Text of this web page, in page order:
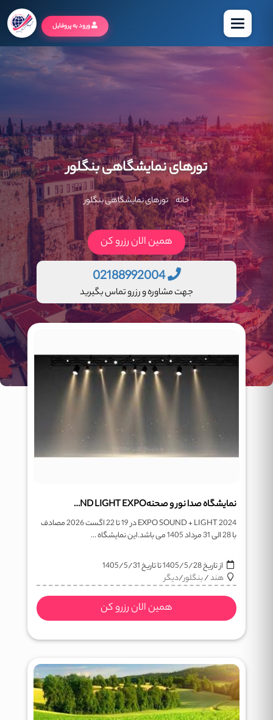
منو ورود به پروفایل
تورهای نمایشگاهی بنگلور
خانه تورهای نمایشگاهی بنگلور
همین الان رزرو کن
02188992004
جهت مشاوره و رزرو تماس بگیرید
نمایشگاه صدا نور و صحنهPRO SOUND AND LIGHT EXPO
EXPO SOUND + LIGHT 2024 در 19 تا 22 اگست 2026 مصادف
با 28 الی 31 مرداد 1405 می باشد.این نمایشگاه ...
از تاریخ1405/5/28تا تاریخ1405/5/31
هند/بنگلور/دیگر
همین الان رزرو کن